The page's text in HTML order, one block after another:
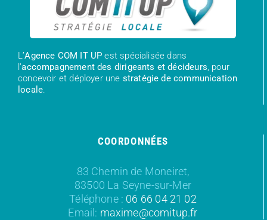
L’Agence COM IT UP est spécialisée dans
l’accompagnement des dirigeants et décideurs, pour
concevoir et déployer une stratégie de communication
locale.
COORDONNÉES
83 Chemin de Moneiret,
83500 La Seyne-sur-Mer
Téléphone : 06 66 04 21 02
Email: maxime@comitup.fr